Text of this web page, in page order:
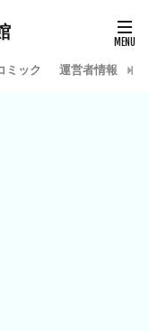
ミック 運営者情報